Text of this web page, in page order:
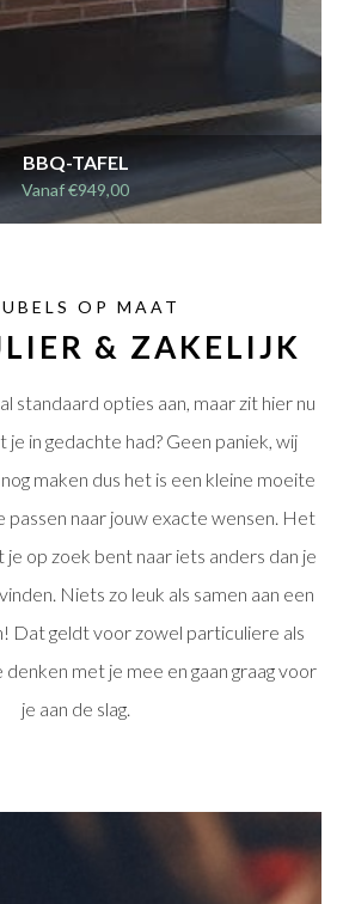
BBQ-TAFEL
Vanaf€949,00
OP MAAT
& ZAKELIJK
standaard opties aan, maar zit hier nu
in gedachte had? Geen paniek, wij
maken dus het is een kleine moeite
passen naar jouw exacte wensen. Het
je op zoek bent naar iets anders dan je
Niets zo leuk als samen aan een
Dat geldt voor zowel particuliere als
met je mee en gaan graag voor
je aan de slag.